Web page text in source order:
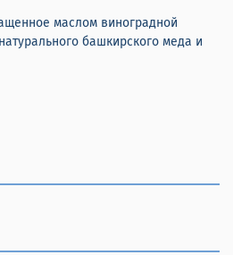
маслом виноградной
башкирского меда и